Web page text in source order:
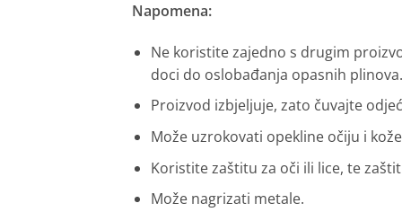
Napomena:
Ne koristite zajedno s drugim
doci do oslobađanja opasnih plinova.
Proizvod izbjeljuje, zato čuvajte
Može uzrokovati opekline očiju i
Koristite zaštitu za oči ili lice, te
Može nagrizati metale.